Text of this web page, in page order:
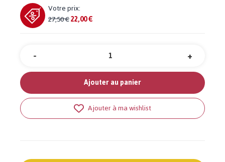
Votre prix:
27,50 €22,00 €
Quantité +
-
Ajouter au panier
Ajouter à ma wishlist